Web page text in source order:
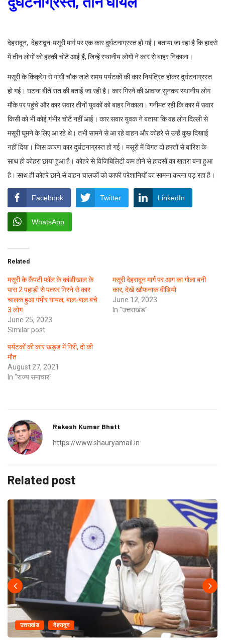
देहरादून, देहरादून-मसूरी मार्ग पर एक कार दुर्घटनाग्रस्त हो गई। बताया जा रहा है कि हादसे
में तीन लोगों को हल्की चोटें आई हैं, जिन्हें स्थानीय लोगों ने कार से बाहर निकाला।
मसूरी के किंक्रेग से गांधी चौक जाते समय पर्यटकों की कार नियंत्रित होकर दुर्घटनाग्रस्त
हो गई। घटना बीते रात की बताई जा रही है। कार गिरने की आवाज सुनकर स्थानीय लोग
मौके पर पहुंचे और कार सवार तीनों युवकों को बाहर निकाला। गनीमत रही कि कार में सवार
किसी को भी कोई गंभीर चोटें नहीं आई। कार सवार युवक ने बताया कि वह लोग दिल्ली से
मसूरी घूमने के लिए आ रहे थे। तभी सामने से आ रहे वाहन और कोहरे से उन्हें कुछ दिखाई
नहीं दिया। जिस कारण कार दुर्घटनाग्रस्त हो गई। मसूरी में विगत दो हफ्तों से बारिश के
साथ ही कोहरा छाया हुआ है। कोहरे से विजिबिलिटी कम होने से हादसों का खतरा बना हुआ
है। साथ ही कोहरे छाने से वाहन चालकों को काफी परेशानियों का सामना करना पड़ रहा है।
Facebook Twitter LinkedIn
WhatsApp
Related
मसूरी के कैंपटी फॉल के कांडीखाल के
पास 2 पहाड़ी से पत्थर गिरने से कार
चालक हुआ गंभीर घायल, बाल-बाल बचे
3 लोग
June 25, 2023
Similar post
मसूरी देहरादून मार्ग पर आग का गोला बनी
कार, देखें खौफनाक वीडियो
June 12, 2023
In "उत्तराखंड"
पर्यटकों की कार खड्ड में गिरी, दो की
मौत
August 27, 2021
In "राज्य समाचार"
Rakesh Kumar Bhatt
https://www.shauryamail.in
Related post
उत्तराखंड देहरादून